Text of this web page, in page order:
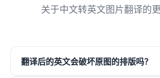
关于中文转英文图片翻译的
翻译后的英文会破坏原图的排版吗？